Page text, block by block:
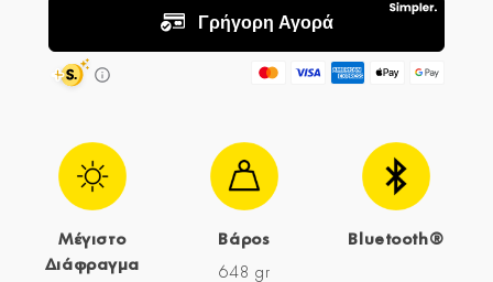
Μέγιστο
Διάφραγμα
Βάρος
648 gr
Bluetooth®